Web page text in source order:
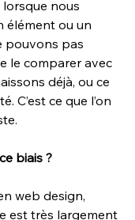
lorsque nous
élément ou un
pouvons pas
le comparer avec
déjà, ou ce
C’est ce que l’on
biais ?
web design,
est très largement